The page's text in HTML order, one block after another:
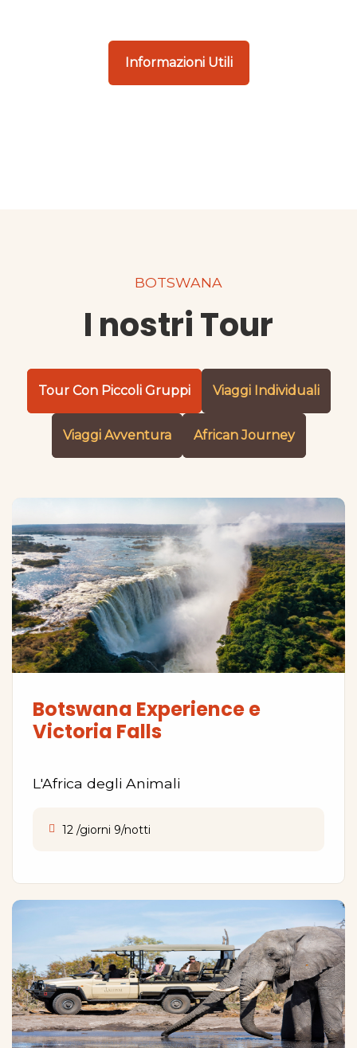
Informazioni Utili
BOTSWANA
I nostri Tour
Tour Con Piccoli Gruppi Viaggi Individuali
Viaggi Avventura African Journey
Botswana Experience e
Victoria Falls
L'Africa degli Animali
12 /giorni 9/notti